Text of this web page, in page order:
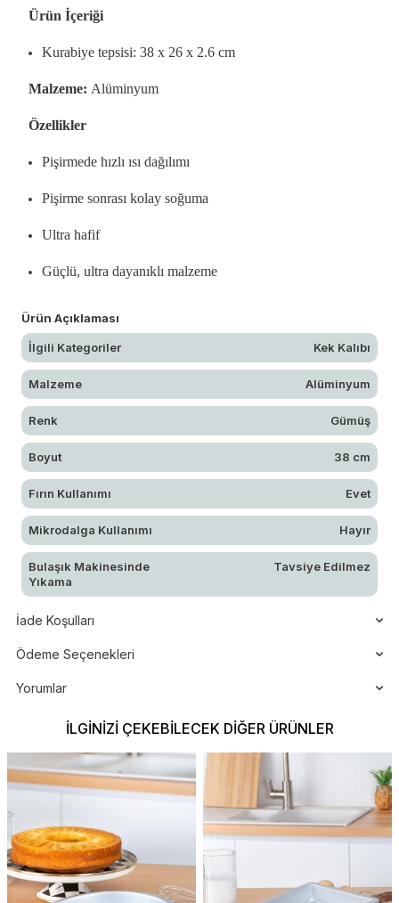
Ürün İçeriği
Kurabiye tepsisi: 38 x 26 x 2.6 cm
Malzeme: Alüminyum
Özellikler
Pişirmede hızlı ısı dağılımı
Pişirme sonrası kolay soğuma
Ultra hafif
Güçlü, ultra dayanıklı malzeme
Ürün Açıklaması
İlgili Kategoriler Kek Kalıbı
Malzeme Alüminyum
Renk Gümüş
Boyut 38 cm
Fırın Kullanımı Evet
Mikrodalga Kullanımı Hayır
Bulaşık Makinesinde
Yıkama
Tavsiye Edilmez
İade Koşulları
Ödeme Seçenekleri
Yorumlar
İLGINIZI ÇEKEBILECEK DIĞER ÜRÜNLER